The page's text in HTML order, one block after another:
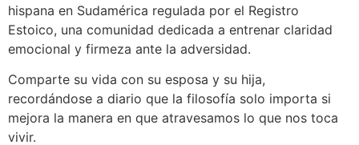
hispana en Sudamérica regulada por el Registro
Estoico, una comunidad dedicada a entrenar claridad
emocional y firmeza ante la adversidad.
Comparte su vida con su esposa y su hija,
recordándose a diario que la filosofía solo importa si
mejora la manera en que atravesamos lo que nos toca
vivir.